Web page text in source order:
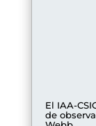
El IAA-
de